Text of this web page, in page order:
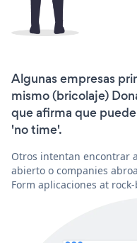
Algunas empresas
mismo (bricolaje)
que afirma que
'no time'.
Otros intentan encontrar
abierto o companies
Form aplicaciones at